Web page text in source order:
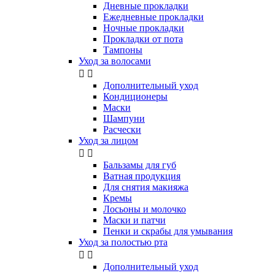
Дневные прокладки
Ежедневные прокладки
Ночные прокладки
Прокладки от пота
Тампоны
Уход за волосами
 
Дополнительный уход
Кондиционеры
Маски
Шампуни
Расчески
Уход за лицом
 
Бальзамы для губ
Ватная продукция
Для снятия макияжа
Кремы
Лосьоны и молочко
Маски и патчи
Пенки и скрабы для умывания
Уход за полостью рта
 
Дополнительный уход